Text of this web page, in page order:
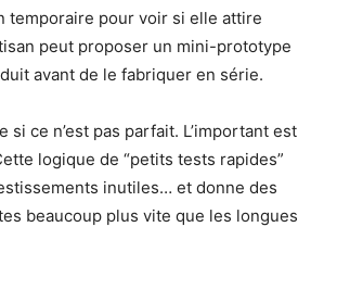
temporaire pour voir si elle attire
peut proposer un mini-prototype
avant de le fabriquer en série.
si ce n’est pas parfait. L’important est
logique de “petits tests rapides”
inutiles… et donne des
beaucoup plus vite que les longues